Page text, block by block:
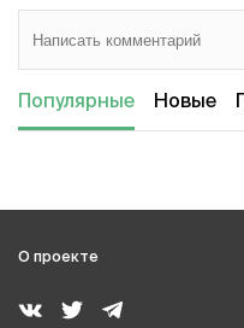
Популярные Новые
О проекте